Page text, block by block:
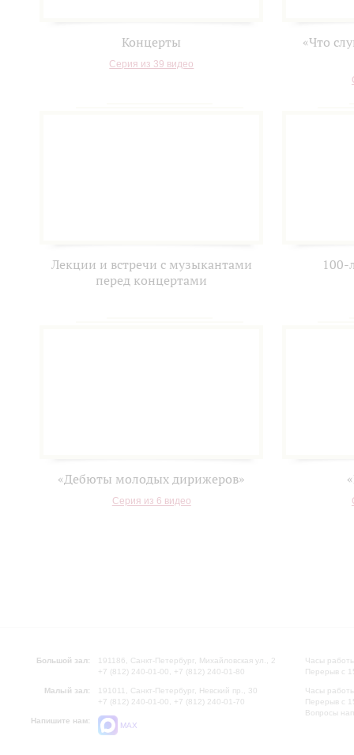
Концерты
Серия из 39 видео
«Что
Лекции и встречи с музыкантами
перед концертами
100-
«Дебюты молодых дирижеров»
Серия из 6 видео
Большой зал:
191186, Санкт-Петербург, Михайловская ул., 2
+7 (812) 240-01-00, +7 (812) 240-01-80
Малый зал:
191011, Санкт-Петербург, Невский пр., 30
+7 (812) 240-01-00, +7 (812) 240-01-70
Напишите нам:
MAX
Часы
Перерыв с
Часы
Перерыв с
Вопросы